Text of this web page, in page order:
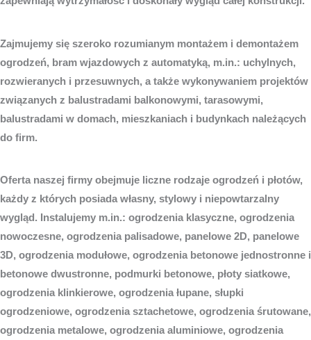
Zajmujemy się szeroko rozumianym montażem i demontażem
ogrodzeń, bram wjazdowych z automatyką, m.in.: uchylnych,
rozwieranych i przesuwnych, a także wykonywaniem projektów
związanych z balustradami balkonowymi, tarasowymi,
balustradami w domach, mieszkaniach i budynkach należących
do firm.
Oferta naszej firmy obejmuje liczne rodzaje ogrodzeń i płotów,
każdy z których posiada własny, stylowy i niepowtarzalny
wygląd. Instalujemy m.in.: ogrodzenia klasyczne, ogrodzenia
nowoczesne, ogrodzenia palisadowe, panelowe 2D, panelowe
3D, ogrodzenia modułowe, ogrodzenia betonowe jednostronne i
betonowe dwustronne, podmurki betonowe, płoty siatkowe,
ogrodzenia klinkierowe, ogrodzenia łupane, słupki
ogrodzeniowe, ogrodzenia sztachetowe, ogrodzenia śrutowane,
ogrodzenia metalowe, ogrodzenia aluminiowe, ogrodzenia